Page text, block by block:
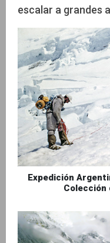
escalar a grandes
Expedición
Colección